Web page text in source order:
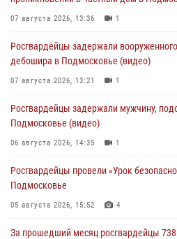
07 августа 2026, 13:36 1
Росгвардейцы задержали
дебошира в Подмосковье (видео)
07 августа 2026, 13:21 1
Росгвардейцы задержали мужчину,
Подмосковье (видео)
06 августа 2026, 14:35 1
Росгвардейцы провели «Урок
Подмосковье
05 августа 2026, 15:52 4
За прошедший месяц росгвардейцы